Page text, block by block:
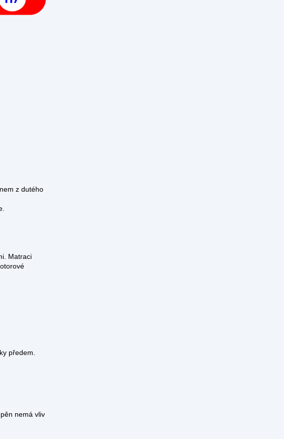
z dutého
Matraci
nemá vliv